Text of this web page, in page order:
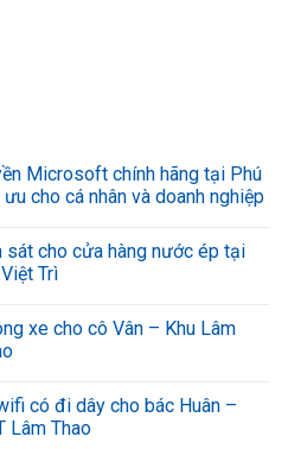
Microsoft chính hãng tại Phú
cho cá nhân và doanh nghiệp
sát cho cửa hàng nước ép tại
Trì
xe cho cô Vân – Khu Lâm
có đi dây cho bác Huân –
Lâm Thao